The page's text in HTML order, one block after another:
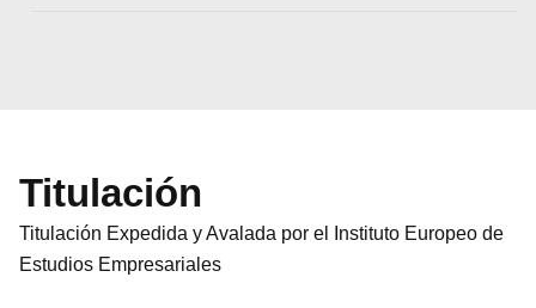
Titulación
Titulación Expedida y Avalada por el Instituto Europeo de
Estudios Empresariales